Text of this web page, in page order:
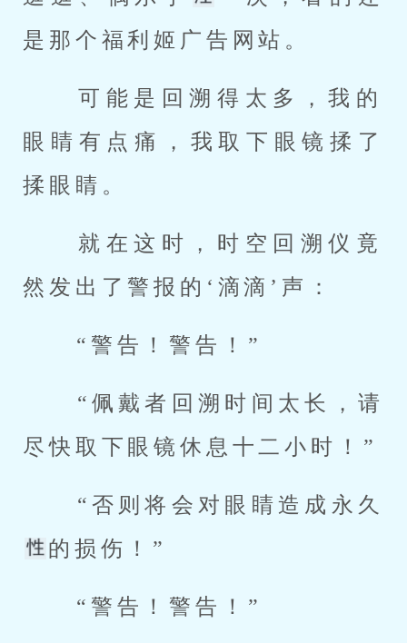
是那个福利姬广告网站。
眼睛有点痛，我取下眼镜揉了
揉眼睛。
然发出了警报的‘滴滴’声：
“警告！警告！”
“否则将会对眼睛造成永久
的损伤！”
“警告！警告！”